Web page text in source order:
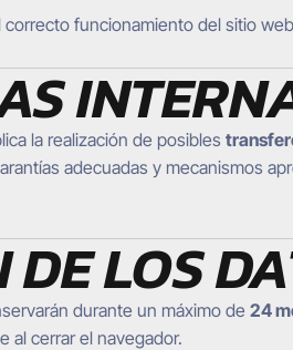
funcionamiento del sitio
la realización de posibles
adecuadas y mecanismos
LOS
durante un máximo de 24
al cerrar el navegador.